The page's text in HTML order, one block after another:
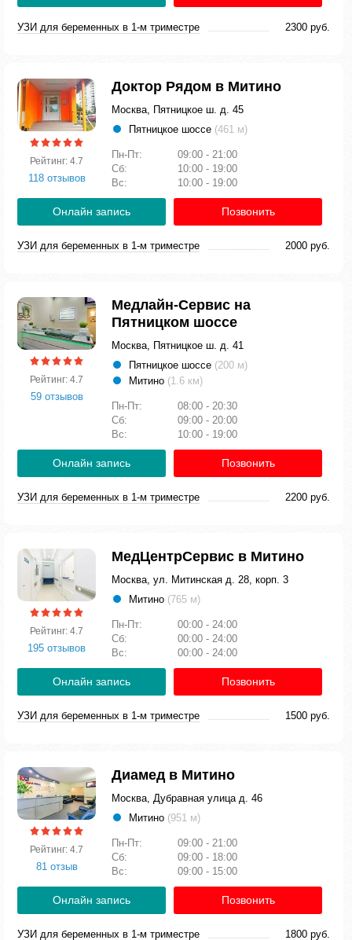
УЗИ для беременных в 1-м триместре 2300 руб.
Рейтинг: 4.7
118 отзывов
Доктор Рядом в Митино
Москва, Пятницкое ш. д. 45
Пятницкое шоссе (461 м)
Пн-Пт:
09:00 - 21:00
Сб:
10:00 - 19:00
Вс:
10:00 - 19:00
Онлайн запись Позвонить
УЗИ для беременных в 1-м триместре 2000 руб.
Рейтинг: 4.7
59 отзывов
Медлайн-Сервис на
Пятницком шоссе
Москва, Пятницкое ш. д. 41
Пятницкое шоссе (200 м)
Митино (1.6 км)
Пн-Пт:
08:00 - 20:30
Сб:
09:00 - 20:00
Вс:
10:00 - 19:00
Онлайн запись Позвонить
УЗИ для беременных в 1-м триместре 2200 руб.
Рейтинг: 4.7
195 отзывов
МедЦентрСервис в Митино
Москва, ул. Митинская д. 28, корп. 3
Митино (765 м)
Пн-Пт:
00:00 - 24:00
Сб:
00:00 - 24:00
Вс:
00:00 - 24:00
Онлайн запись Позвонить
УЗИ для беременных в 1-м триместре 1500 руб.
Рейтинг: 4.7
81 отзыв
Диамед в Митино
Москва, Дубравная улица д. 46
Митино (951 м)
Пн-Пт:
09:00 - 21:00
Сб:
09:00 - 18:00
Вс:
09:00 - 15:00
Онлайн запись Позвонить
УЗИ для беременных в 1-м триместре 1800 руб.